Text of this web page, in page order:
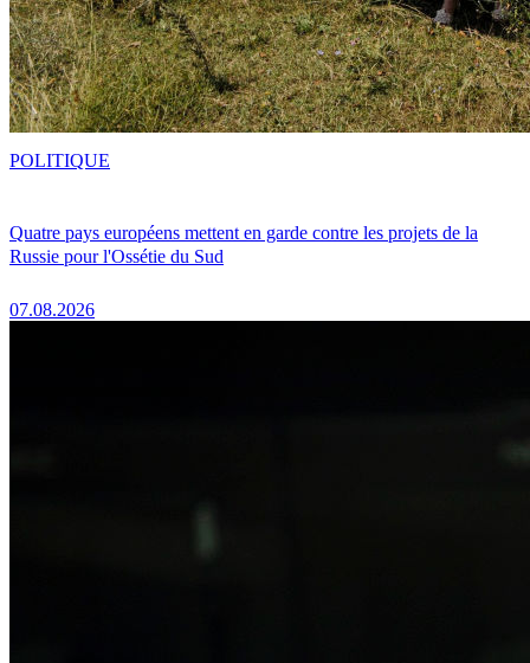
Quatre pays européens mettent en garde contre les projets de la
Russie pour l'Ossétie du Sud
07.08.2026
POLITIQUE